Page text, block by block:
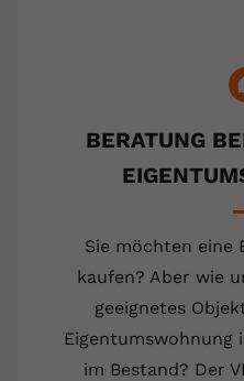
BERATUNG
Sie möchten eine
kaufen? Aber wie
geeignetes
Eigentumswohnung
im Bestand? Der